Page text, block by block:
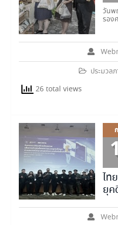
ประมวล
วันพ
รอง
26 total views
ไท
ยุค